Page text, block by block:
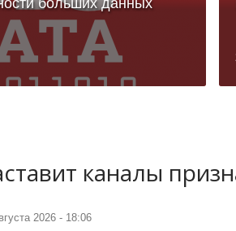
каналы
2026 - 18:06